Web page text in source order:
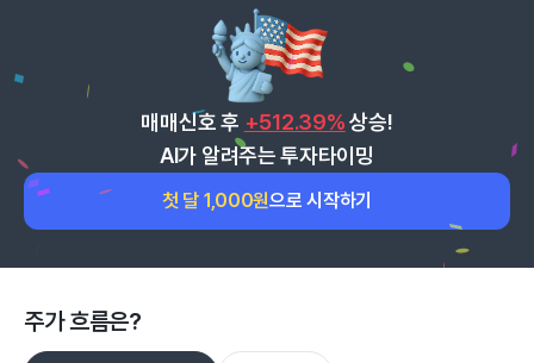
매매신호 후 +512.39% 상승!
AI가 알려주는 투자타이밍
첫 달 1,000원으로 시작하기
주가 흐름은?